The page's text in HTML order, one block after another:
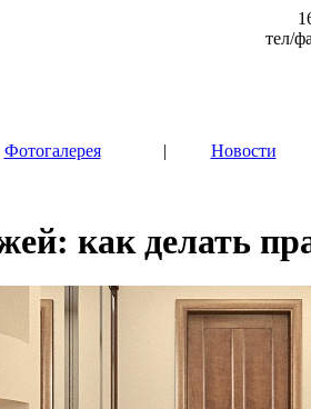
тел/
Фотогалерея | Новости
как делать